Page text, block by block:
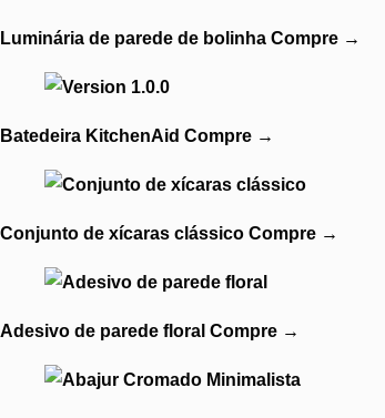
Luminária de parede de bolinha Compre →
Batedeira KitchenAid Compre →
Conjunto de xícaras clássico Compre →
Adesivo de parede floral Compre →